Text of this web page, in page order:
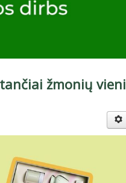
žmonių vieni